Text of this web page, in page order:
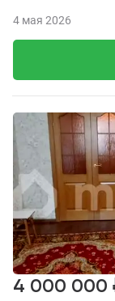
4 мая 2026
4 000 000